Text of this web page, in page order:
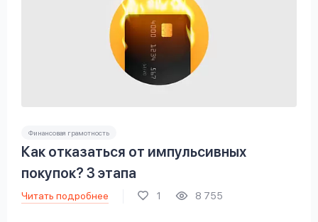
Финансовая грамотность
Как отказаться от импульсивных
покупок? 3 этапа
Читать подробнее 1 8 755